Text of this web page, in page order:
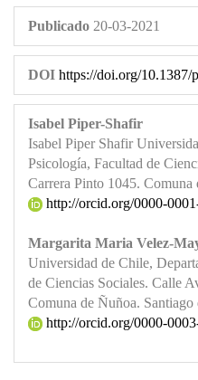
Publicado 20-03-2021
DOI https://doi.org/10.1387/
Isabel Piper-Shafir
Isabel Piper Shafir
Psicología, Facultad de
Carrera Pinto 1045.
http://orcid.org/0000-
Margarita Maria Velez-
Universidad de Chile,
de Ciencias Sociales. Calle
Comuna de Ñuñoa. Santiago
http://orcid.org/0000-